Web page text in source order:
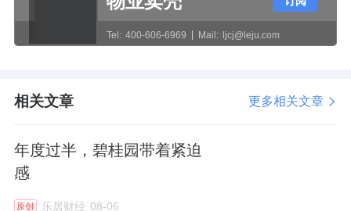
2024年跻身千万阵营的鑫苑服务
董事会主席申
元庆，2025年薪酬骤降至613.4万元，同比蒸
其中，申元庆的基本薪金由2024年的858.8万
Tel: 400-606-6969 Mail: ljcj@leju.com
相关文章 更多相关文章
年度过半，碧桂园带着紧迫
感
原创 乐居财经 08-06